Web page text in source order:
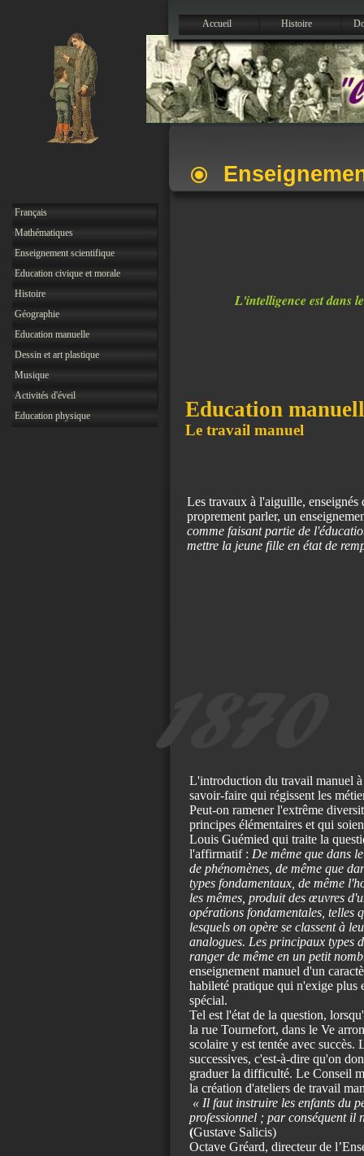
L'introduction du travail manuel à
savoir-faire qui régissent les
Peut-on ramener l'extrême
principes élémentaires et qui
Louis Guémied qui traite la
l'affirmatif : De même que dans
de phénomènes, de même que
types fondamentaux, de même
les mêmes, produit des œuvres
opérations fondamentales, telles
lesquels on opère se classent à
analogues. Les principaux types
ranger de même en un petit
enseignement manuel d'un
habileté pratique qui n'exige plus
spécial.
Tel est l'état de la question,
la rue Tournefort, dans le Ve
scolaire y est tentée avec succès.
successives, c'est-à-dire qu'on
graduer la difficulté. Le Conseil
la création d'ateliers de travail
« Il faut instruire les enfants du
professionnel ; par conséquent il
(Gustave Salicis)
Octave Gréard, directeur de
L'intelligence est dans
Education
Le travail manuel
Les travaux à l'aiguille, enseignés
proprement parler, un
comme faisant partie de
mettre la jeune fille en état de
Français
Mathématiques
Enseignement scientifique
Education civique et morale
Histoire
Géographie
Education manuelle
Dessin et art plastique
Musique
Activités d'éveil
Education physique
Accueil Histoire